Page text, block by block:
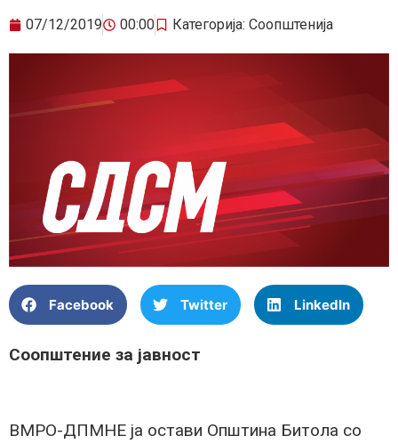
07/12/2019 00:00 Категорија: Соопштенија
Facebook Twitter LinkedIn
Соопштение за јавност
ВМРО-ДПМНЕ ја остави Општина Битола со